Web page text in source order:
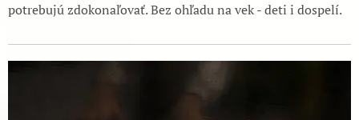
potrebujú zdokonaľovať. Bez ohľadu na vek - deti i dospelí.